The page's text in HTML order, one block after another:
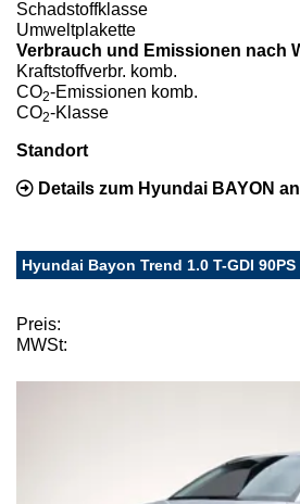
Schadstoffklasse
Umweltplakette
Verbrauch und Emissionen nach
Kraftstoffverbr. komb.
CO2-Emissionen komb.
CO2-Klasse
Standort
Details zum Hyundai BAYON
Hyundai Bayon Trend 1.0 T-GDI
Preis:
MWSt: